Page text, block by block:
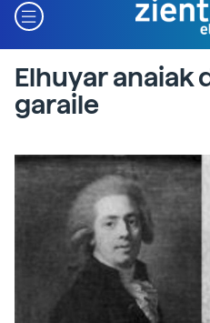
Elhuyar anaiak
garaile